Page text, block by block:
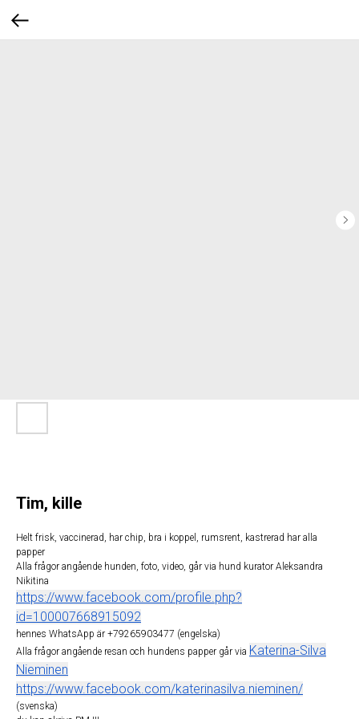
Tim, kille
Helt frisk, vaccinerad, har chip, bra i koppel, rumsrent, kastrerad har alla
papper
Alla frågor angående hunden, foto, video, går via hund kurator Aleksandra
Nikitina
https://www.facebook.com/profile.php?
id=100007668915092
hennes WhatsApp är +79265903477 (engelska)
Alla frågor angående resan och hundens papper går via Katerina-Silva
Nieminen
https://www.facebook.com/katerinasilva.nieminen/
(svenska)